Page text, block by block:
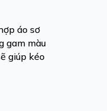
áo sơ
gam màu
giúp kéo